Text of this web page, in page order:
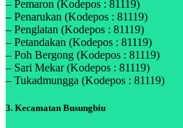
– Pemaron (Kodepos : 81119)
– Penarukan (Kodepos : 81119)
– Penglatan (Kodepos : 81119)
– Petandakan (Kodepos : 81119)
– Poh Bergong (Kodepos : 81119)
– Sari Mekar (Kodepos : 81119)
– Tukadmungga (Kodepos : 81119)
3. Kecamatan Busungbiu